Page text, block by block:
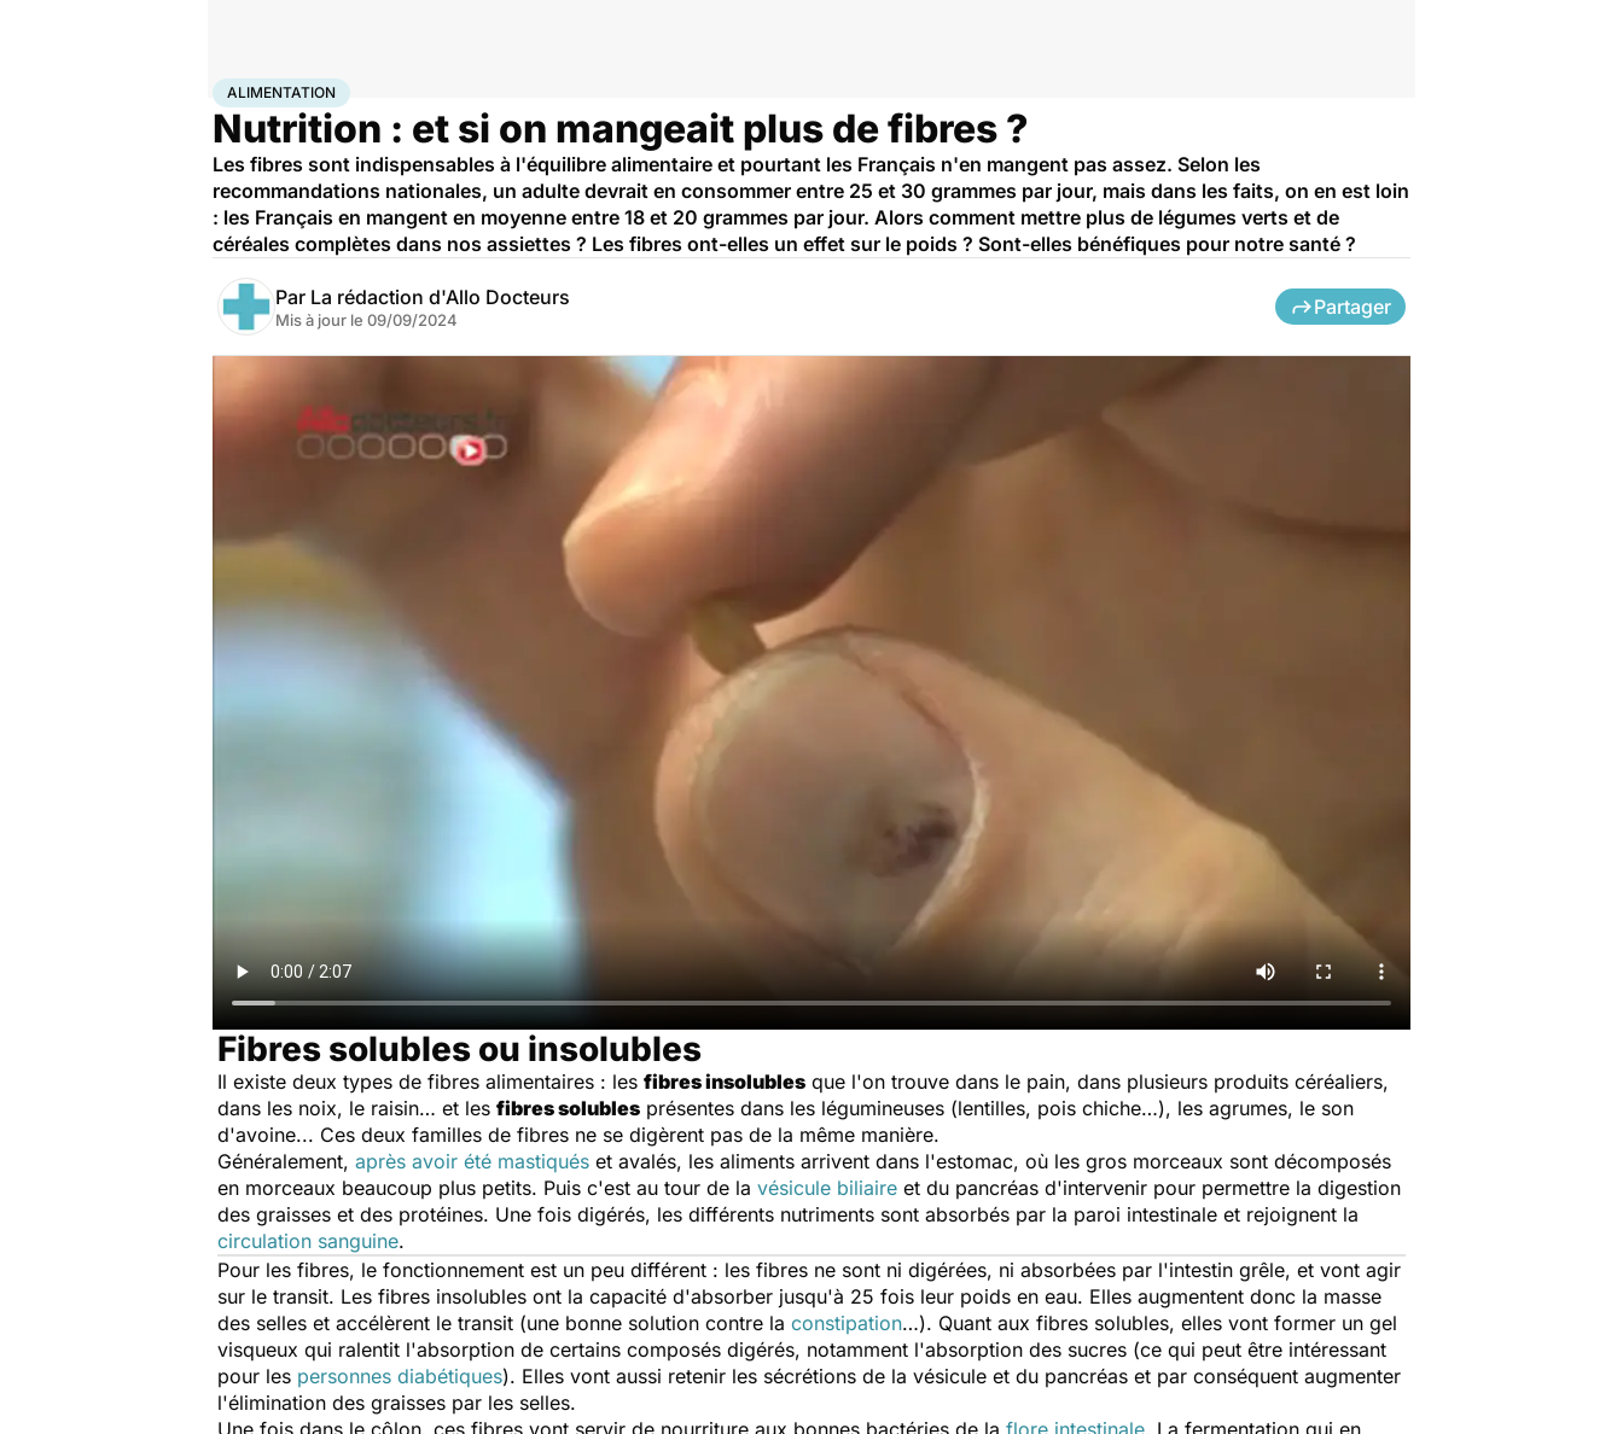
AccueilBien-êtreNutrition
ALIMENTATION
Nutrition : et si on mangeait plus de fibres ?
Les fibres sont indispensables à l'équilibre alimentaire et pourtant les Français n'en mangent pas assez. Selon les
recommandations nationales, un adulte devrait en consommer entre 25 et 30 grammes par jour, mais dans les faits, on en est loin
: les Français en mangent en moyenne entre 18 et 20 grammes par jour. Alors comment mettre plus de légumes verts et de
céréales complètes dans nos assiettes ? Les fibres ont-elles un effet sur le poids ? Sont-elles bénéfiques pour notre santé ?
Par La rédaction d'Allo Docteurs
Mis à jour le 09/09/2024
Partager
Fibres solubles ou insolubles
Il existe deux types de fibres alimentaires : les fibres insolubles que l'on trouve dans le pain, dans plusieurs produits céréaliers,
dans les noix, le raisin… et les fibres solubles présentes dans les légumineuses (lentilles, pois chiche…), les agrumes, le son
d'avoine... Ces deux familles de fibres ne se digèrent pas de la même manière.
Généralement, après avoir été mastiqués et avalés, les aliments arrivent dans l'estomac, où les gros morceaux sont décomposés
en morceaux beaucoup plus petits. Puis c'est au tour de la vésicule biliaire et du pancréas d'intervenir pour permettre la digestion
des graisses et des protéines. Une fois digérés, les différents nutriments sont absorbés par la paroi intestinale et rejoignent la
circulation sanguine.
Pour les fibres, le fonctionnement est un peu différent : les fibres ne sont ni digérées, ni absorbées par l'intestin grêle, et vont agir
sur le transit. Les fibres insolubles ont la capacité d'absorber jusqu'à 25 fois leur poids en eau. Elles augmentent donc la masse
des selles et accélèrent le transit (une bonne solution contre la constipation…). Quant aux fibres solubles, elles vont former un gel
visqueux qui ralentit l'absorption de certains composés digérés, notamment l'absorption des sucres (ce qui peut être intéressant
pour les personnes diabétiques). Elles vont aussi retenir les sécrétions de la vésicule et du pancréas et par conséquent augmenter
l'élimination des graisses par les selles.
Une fois dans le côlon, ces fibres vont servir de nourriture aux bonnes bactéries de la flore intestinale. La fermentation qui en